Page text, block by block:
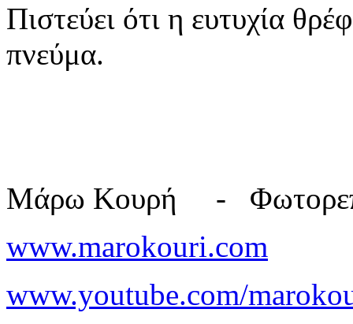
Πιστεύει ότι η ευτυχία
πνεύμα.
Mάρω Κουρή -
www.marokouri.com
www.youtube.com/